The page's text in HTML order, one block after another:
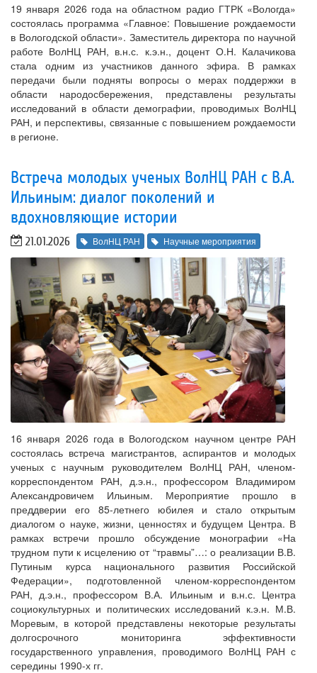
19 января 2026 года на областном радио ГТРК «Вологда»
состоялась программа «Главное: Повышение рождаемости
в Вологодской области». Заместитель директора по научной
работе ВолНЦ РАН, в.н.с. к.э.н., доцент О.Н. Калачикова
стала одним из участников данного эфира. В рамках
передачи были подняты вопросы о мерах поддержки в
области народосбережения, представлены результаты
исследований в области демографии, проводимых ВолНЦ
РАН, и перспективы, связанные с повышением рождаемости
в регионе.
Встреча молодых ученых ВолНЦ РАН с В.А.
Ильиным: диалог поколений и
вдохновляющие истории
21.01.2026 ВолНЦ РАН Научные мероприятия
16 января 2026 года в Вологодском научном центре РАН
состоялась встреча магистрантов, аспирантов и молодых
ученых с научным руководителем ВолНЦ РАН, членом-
корреспондентом РАН, д.э.н., профессором Владимиром
Александровичем Ильиным. Мероприятие прошло в
преддверии его 85-летнего юбилея и стало открытым
диалогом о науке, жизни, ценностях и будущем Центра. В
рамках встречи прошло обсуждение монографии «На
трудном пути к исцелению от “травмы”…: о реализации В.В.
Путиным курса национального развития Российской
Федерации», подготовленной членом-корреспондентом
РАН, д.э.н., профессором В.А. Ильиным и в.н.с. Центра
социокультурных и политических исследований к.э.н. М.В.
Моревым, в которой представлены некоторые результаты
долгосрочного мониторинга эффективности
государственного управления, проводимого ВолНЦ РАН с
середины 1990-х гг.